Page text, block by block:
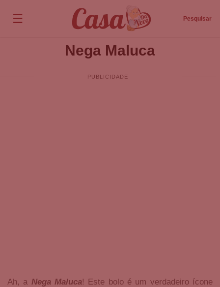
☰ Pesquisar
Nega Maluca
Ah, a Nega Maluca! Este bolo é um verdadeiro ícone